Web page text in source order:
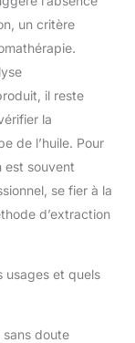
à tous
de peau
et les
- Ne pas
sur la
une
1%
du
5-6
2% pour
12
un critère
il reste
la
de l’huile. Pour
est souvent
se fier à la
d’extraction
et quels
doute